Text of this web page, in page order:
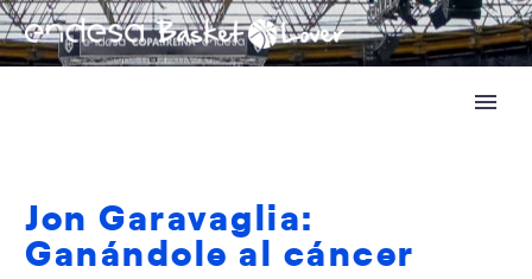
Jon Garavaglia:
Ganándole al cáncer